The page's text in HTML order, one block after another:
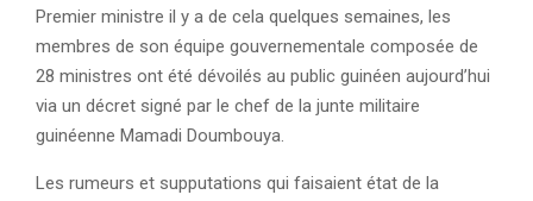
Premier ministre il y a de cela quelques semaines, les
membres de son équipe gouvernementale composée de
28 ministres ont été dévoilés au public guinéen aujourd’hui
via un décret signé par le chef de la junte militaire
guinéenne Mamadi Doumbouya.
Les rumeurs et supputations qui faisaient état de la